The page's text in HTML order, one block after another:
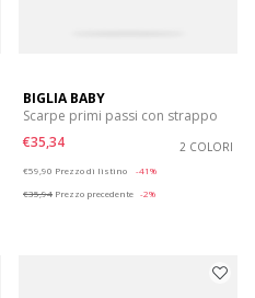
BIGLIA BABY
Scarpe primi passi con strappo
€35,34
2 COLORI
€59,90 Prezzo di listino
-41%
€35,94 Prezzo precedente -2%